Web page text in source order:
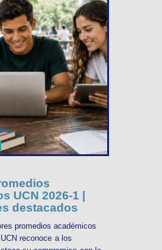
UCN 2026-1 |
destacados
promedios académicos
reconoce a los